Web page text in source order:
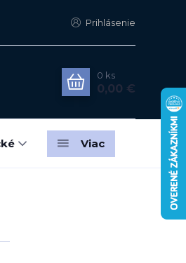
Prihlásenie
0 ks
0,00 €
Viac